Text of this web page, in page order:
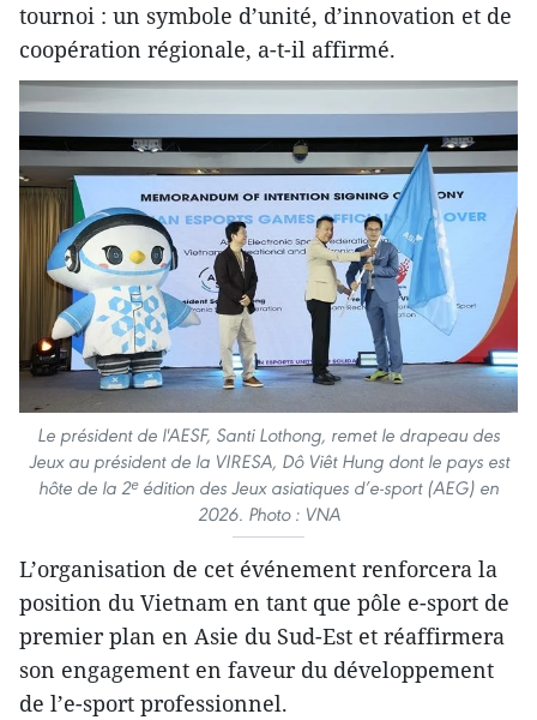
tournoi : un symbole d’unité, d’innovation et de
coopération régionale, a-t-il affirmé.
Le président de l'AESF, Santi Lothong, remet le drapeau des
Jeux au président de la VIRESA, Dô Viêt Hung dont le pays est
hôte de la 2ᵉ édition des Jeux asiatiques d’e-sport (AEG) en
2026. Photo : VNA
L’organisation de cet événement renforcera la
position du Vietnam en tant que pôle e-sport de
premier plan en Asie du Sud-Est et réaffirmera
son engagement en faveur du développement
de l’e-sport professionnel.